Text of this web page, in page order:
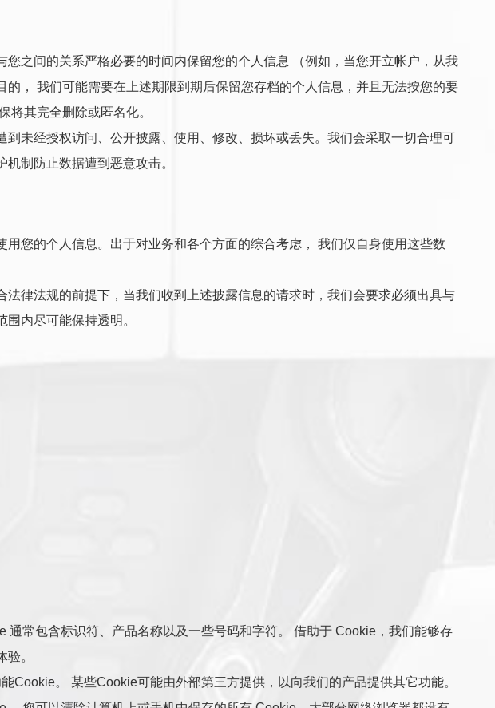
之间的关系严格必要的时间内保留您的个人信息 （例如，当您开立帐户，从我
， 我们可能需要在上述期限到期后保留您存档的个人信息，并且无法按您的要
将其完全删除或匿名化。
未经授权访问、公开披露、使用、修改、损坏或丢失。我们会采取一切合理可
制防止数据遭到恶意攻击。
您的个人信息。出于对业务和各个方面的综合考虑， 我们仅自身使用这些数
律法规的前提下，当我们收到上述披露信息的请求时，我们会要求必须出具与
内尽可能保持透明。
常包含标识符、产品名称以及一些号码和字符。 借助于 Cookie，我们能够存
。
。 某些Cookie可能由外部第三方提供，以向我们的产品提供其它功能。